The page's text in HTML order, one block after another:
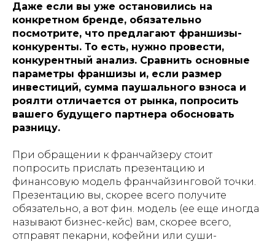
Даже если вы уже остановились на
конкретном бренде, обязательно
посмотрите, что предлагают франшизы-
конкуренты. То есть, нужно провести,
конкурентный анализ. Сравнить основные
параметры франшизы и, если размер
инвестиций, сумма паушального взноса и
роялти отличается от рынка, попросить
вашего будущего партнера обосновать
разницу.
При обращении к франчайзеру стоит
попросить прислать презентацию и
финансовую модель франчайзинговой точки.
Презентацию вы, скорее всего получите
обязательно, а вот фин. модель (ее еще иногда
называют бизнес-кейс) вам, скорее всего,
отправят пекарни, кофейни или суши-